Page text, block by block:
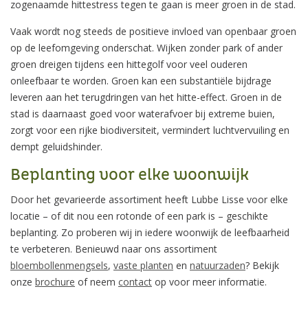
zogenaamde hittestress tegen te gaan is meer groen in de stad.
Vaak wordt nog steeds de positieve invloed van openbaar groen
op de leefomgeving onderschat. Wijken zonder park of ander
groen dreigen tijdens een hittegolf voor veel ouderen
onleefbaar te worden. Groen kan een substantiële bijdrage
leveren aan het terugdringen van het hitte-effect. Groen in de
stad is daarnaast goed voor waterafvoer bij extreme buien,
zorgt voor een rijke biodiversiteit, vermindert luchtvervuiling en
dempt geluidshinder.
Beplanting voor elke woonwijk
Door het gevarieerde assortiment heeft Lubbe Lisse voor elke
locatie – of dit nou een rotonde of een park is – geschikte
beplanting. Zo proberen wij in iedere woonwijk de leefbaarheid
te verbeteren. Benieuwd naar ons assortiment
bloembollenmengsels, vaste planten en natuurzaden? Bekijk
onze brochure of neem contact op voor meer informatie.